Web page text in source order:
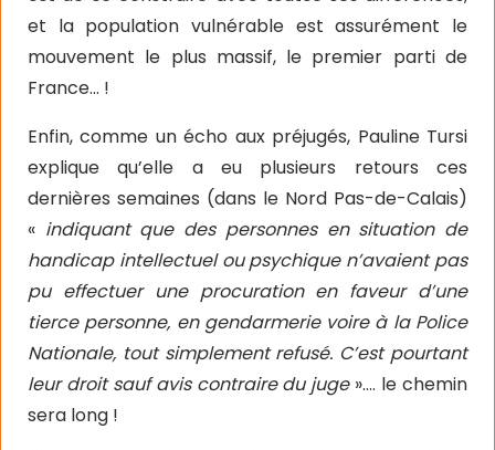
et la population vulnérable est assurément le
mouvement le plus massif, le premier parti de
France… !
Enfin, comme un écho aux préjugés, Pauline Tursi
explique qu’elle a eu plusieurs retours ces
dernières semaines (dans le Nord Pas-de-Calais)
« indiquant que des personnes en situation de
handicap intellectuel ou psychique n’avaient pas
pu effectuer une procuration en faveur d’une
tierce personne, en gendarmerie voire à la Police
Nationale, tout simplement refusé. C’est pourtant
leur droit sauf avis contraire du juge »…. le chemin
sera long !